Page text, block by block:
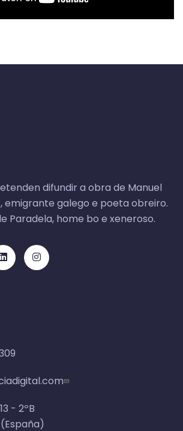
difundir a obra de Manuel
emigrante galego e poeta obreiro.
Paradela, home bo e xeneroso.
- 2ºB